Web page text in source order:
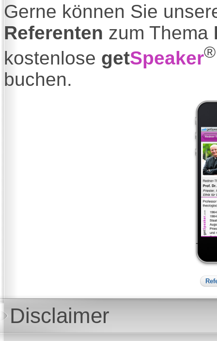
Gerne können Sie
Referenten zum Thema
kostenlose getSpeaker®
buchen.
Disclaimer